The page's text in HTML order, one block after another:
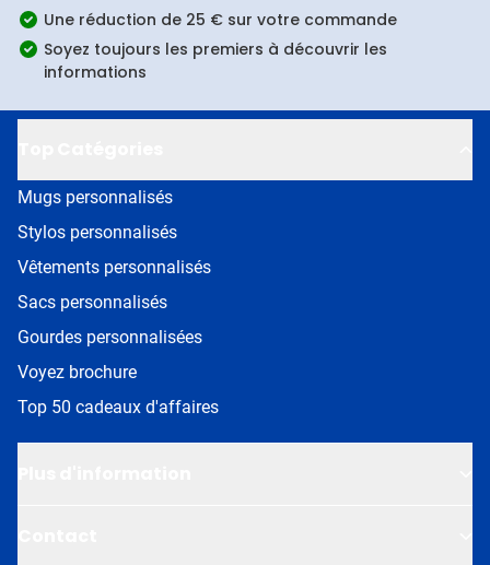
Une réduction de 25 € sur votre commande
Soyez toujours les premiers à découvrir les
informations
Mugs personnalisés
Stylos personnalisés
Vêtements personnalisés
Sacs personnalisés
Gourdes personnalisées
Voyez brochure
Top 50 cadeaux d'affaires